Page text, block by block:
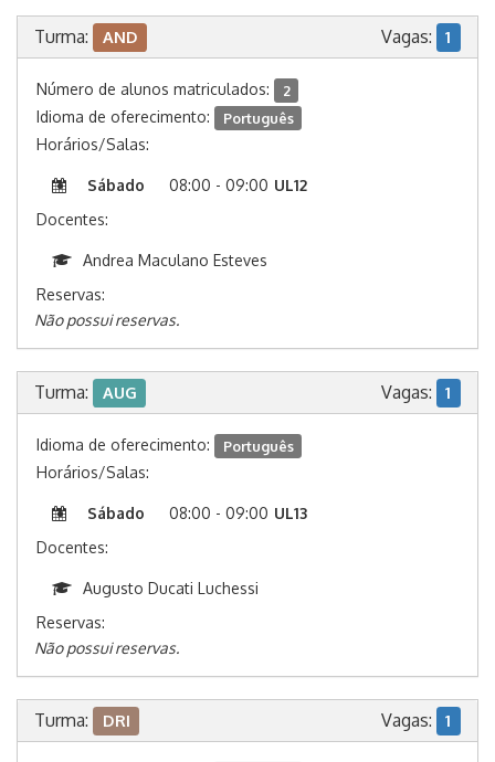
Turma: AND Vagas: 1
Número de alunos matriculados: 2
Idioma de oferecimento: Português
Horários/Salas:
Sábado 08:00 - 09:00 UL12
Docentes:
Andrea Maculano Esteves
Reservas:
Não possui reservas.
Turma: AUG Vagas: 1
Idioma de oferecimento: Português
Horários/Salas:
Sábado 08:00 - 09:00 UL13
Docentes:
Augusto Ducati Luchessi
Reservas:
Não possui reservas.
Turma: DRI Vagas: 1